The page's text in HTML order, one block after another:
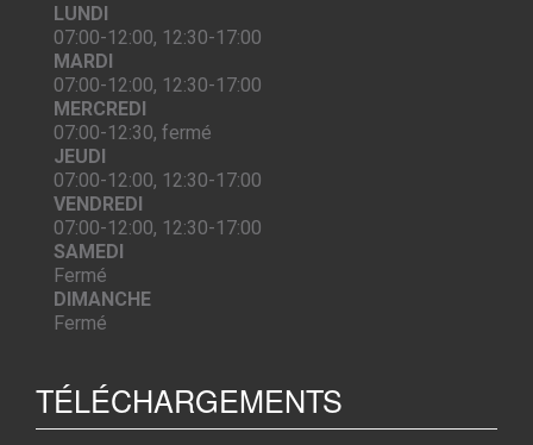
LUNDI
07:00-12:00, 12:30-17:00
MARDI
07:00-12:00, 12:30-17:00
MERCREDI
07:00-12:30, fermé
JEUDI
07:00-12:00, 12:30-17:00
VENDREDI
07:00-12:00, 12:30-17:00
SAMEDI
Fermé
DIMANCHE
Fermé
TÉLÉCHARGEMENTS